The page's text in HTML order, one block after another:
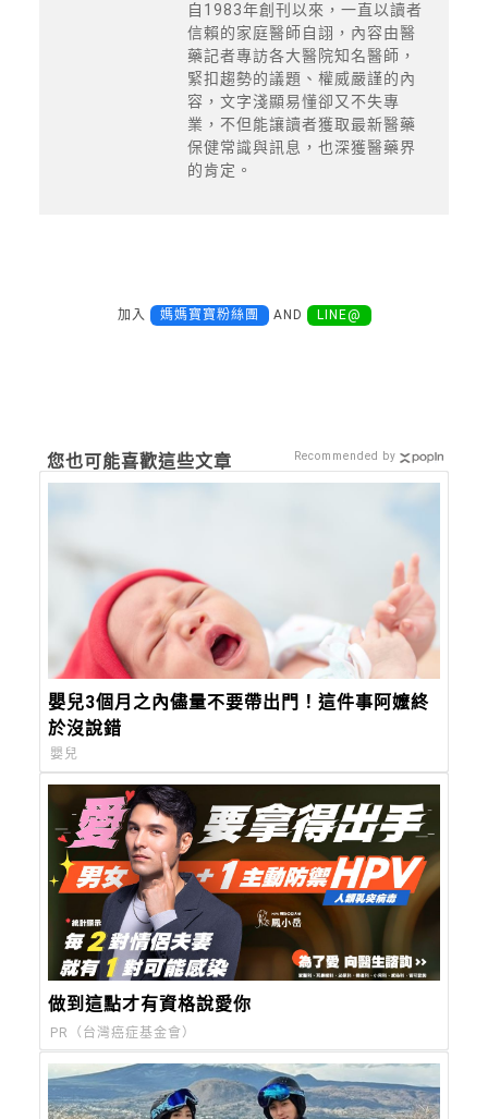
自1983年創刊以來，一直以讀者
信賴的家庭醫師自詡，內容由醫
藥記者專訪各大醫院知名醫師，
緊扣趨勢的議題、權威嚴謹的內
容，文字淺顯易懂卻又不失專
業，不但能讓讀者獲取最新醫藥
保健常識與訊息，也深獲醫藥界
的肯定。
加入 媽媽寶寶粉絲團 AND LINE@
您也可能喜歡這些文章
嬰兒3個月之內儘量不要帶出門！這件事阿嬤終
於沒說錯
嬰兒
做到這點才有資格說愛你
PR（台灣癌症基金會）
Recommended by